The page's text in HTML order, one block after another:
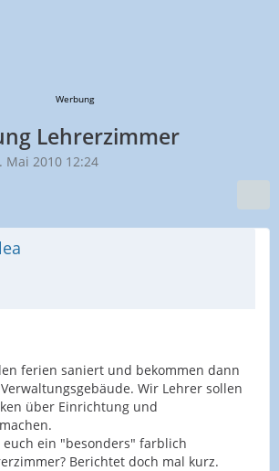
Werbung
Lehrerzimmer
Mai 2010 12:24
ferien saniert und bekommen dann
Wir Lehrer sollen
über Einrichtung und
euch ein "besonders" farblich
Berichtet doch mal kurz.